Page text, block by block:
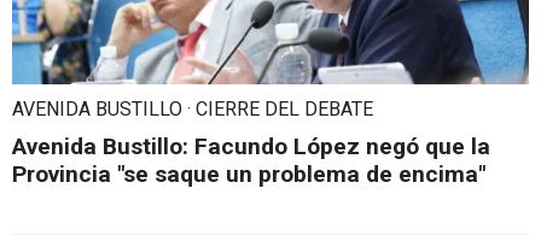
AVENIDA BUSTILLO · CIERRE DEL DEBATE
Avenida Bustillo: Facundo López negó que la
Provincia "se saque un problema de encima"